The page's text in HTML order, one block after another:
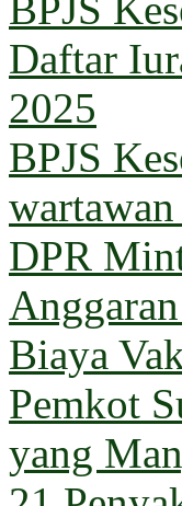
BPJS
Daftar
2025
BPJS
DPR
Biaya
Pemkot
yang